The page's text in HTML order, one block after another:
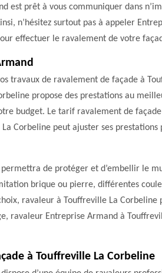
est prêt à vous communiquer dans
n’hésitez surtout pas à appeler
effectuer le ravalement de votre
travaux de ravalement de façade à
propose des prestations au
budget. Le tarif ravalement de
Corbeline peut ajuster ses
de protéger et d’embellir le
brique ou pierre, différentes
ravaleur à Touffreville La
ravaleur Entreprise Armand à
à Touffreville La Corbeline